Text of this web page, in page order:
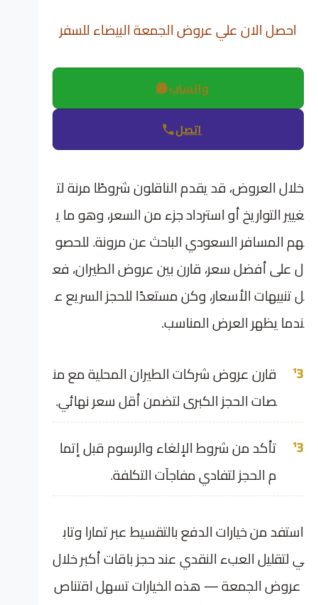
احصل الان علي عروض الجمعة البيضاء للسفر
واتساب
اتصل
خلال العروض، قد يقدم الناقلون شروطًا مرنة لت
غيير التواريخ أو استرداد جزء من السعر، وهو ما ي
هم المسافر السعودي الباحث عن مرونة. للحصو
ل على أفضل سعر، قارن بين عروض الطيران، فع
ل تنبيهات الأسعار، وكن مستعدًا للحجز السريع ع
ندما يظهر العرض المناسب.
قارن عروض شركات الطيران المحلية مع من
صات الحجز الكبرى لتضمن أقل سعر نهائي.
تأكد من شروط الإلغاء والرسوم قبل إتما
م الحجز لتفادي مفاجآت التكلفة.
استفد من خيارات الدفع بالتقسيط عبر تمارا وتاب
ي لتقليل العبء النقدي عند حجز باقات أكبر خلال
عروض الجمعة — هذه الخيارات تسهل اقتناص